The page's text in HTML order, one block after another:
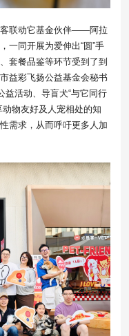
客联动它基金伙伴——阿拉
一同开展为爱伸出“圆”手
套餐品鉴等环节受到了到
益彩飞扬公益基金会秘书
益活动、导盲犬“与它同行
物友好及人宠相处的知
需求，从而呼吁更多人加